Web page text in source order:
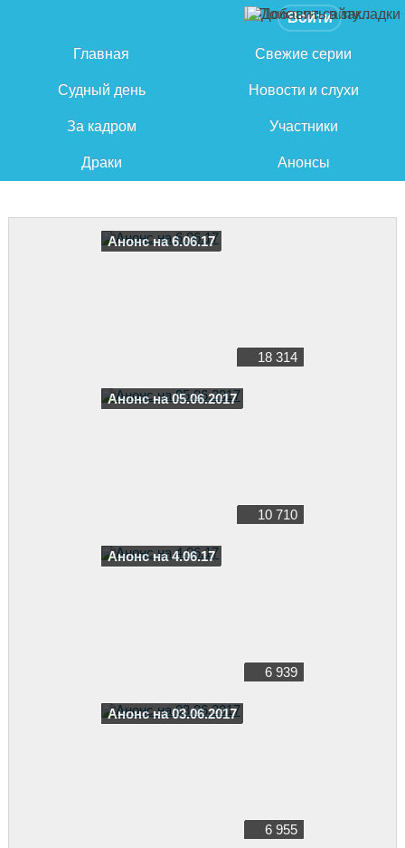
Войти
Главная Свежие серии
Судный день Новости и слухи
За кадром Участники
Драки Анонсы
Анонс на 6.06.17
18 314
Анонс на 05.06.2017
10 710
Анонс на 4.06.17
6 939
Анонс на 03.06.2017
6 955